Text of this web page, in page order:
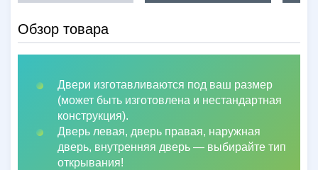
Обзор товара
Двери изготавливаются под ваш размер
(может быть изготовлена и нестандартная
конструкция).
Дверь левая, дверь правая, наружная
дверь, внутренняя дверь — выбирайте тип
открывания!